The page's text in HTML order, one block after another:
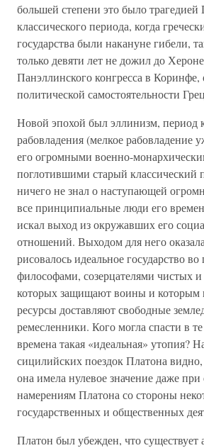
большей степени это было трагедией
классического периода, когда
государства были накануне гибели,
только девяти лет не дожил до
Панэллинского конгресса в Коринфе,
политической самостоятельности
Новой эпохой был эллинизм, период
рабовладения (мелкое рабовладение
его огромными военно-
поглотившими старый классический
ничего не знал о наступающей
все принципиальные люди его
искал выход из окружавших его
отношений. Выходом для него
рисовалось идеальное государство во
философами, созерцателями чистых
которых защищают воины и которым
ресурсы доставляют свободные
ремесленники. Кого могла спасти в
времена такая «идеальная» утопия?
сицилийских поездок Платона
она имела нулевое значение даже
намерениям Платона со стороны
государственных и общественных
Платон был убежден, что существует